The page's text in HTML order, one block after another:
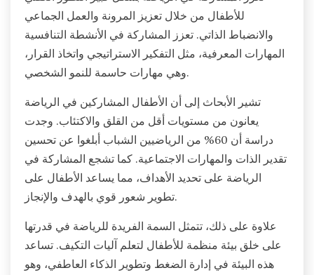
للأطفال من خلال تعزيز المرونة والعمل الجماعي
والانضباط الذاتي. تعزز المشاركة في الأنشطة التنافسية
المهارات المعرفية، مثل التفكير الاستراتيجي واتخاذ القرار،
وهي مهارات حاسمة للنمو الشخصي.
تشير الأبحاث إلى أن الأطفال المشاركين في الرياضة
يعانون من مستويات أقل من القلق والاكتئاب. وجدت
دراسة أن 60% من الرياضيين الشباب أبلغوا عن تحسين
تقدير الذات والمهارات الاجتماعية. كما تشجع المشاركة في
الرياضة على تحديد الأهداف، مما يساعد الأطفال على
تطوير شعور قوي بالهدف والإنجاز.
علاوة على ذلك، تتمثل السمة الفريدة للرياضة في قدرتها
على خلق بيئة منظمة للأطفال لتعلم آليات التكيف. تساعد
هذه البيئة في إدارة الضغط وتطوير الذكاء العاطفي، وهو